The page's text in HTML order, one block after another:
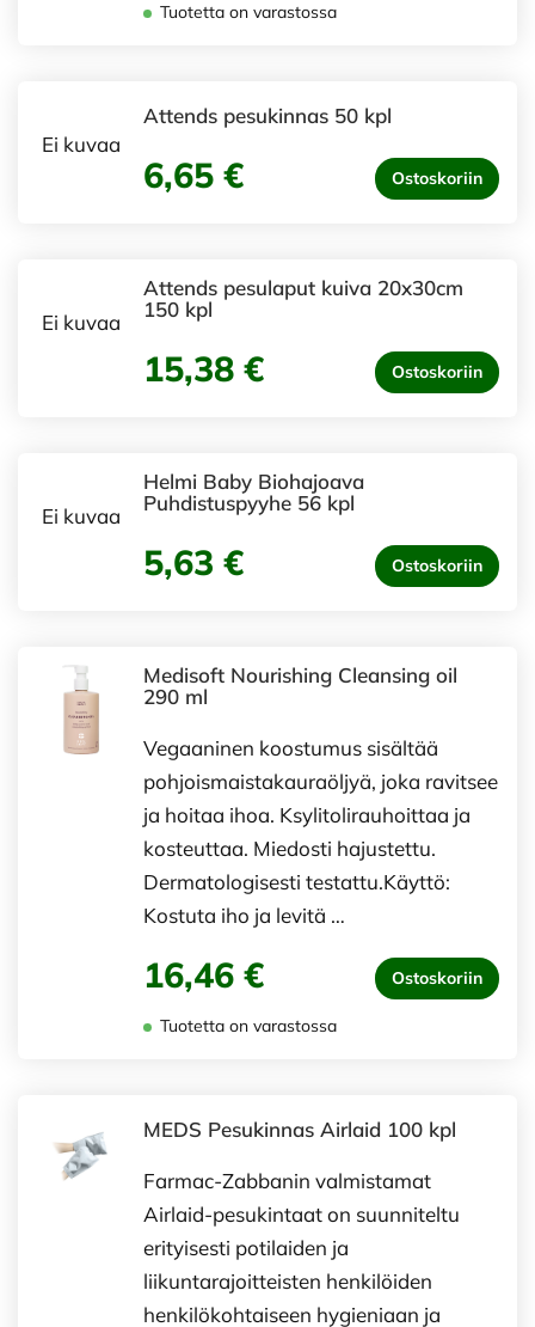
Tuotetta on varastossa
Ei kuvaa
Attends pesukinnas 50 kpl
6,65 € Ostoskoriin
Ei kuvaa
Attends pesulaput kuiva 20x30cm
150 kpl
15,38 € Ostoskoriin
Ei kuvaa
Helmi Baby Biohajoava
Puhdistuspyyhe 56 kpl
5,63 € Ostoskoriin
Medisoft Nourishing Cleansing oil
290 ml
Vegaaninen koostumus sisältää
pohjoismaistakauraöljyä, joka ravitsee
ja hoitaa ihoa. Ksylitolirauhoittaa ja
kosteuttaa. Miedosti hajustettu.
Dermatologisesti testattu.Käyttö:
Kostuta iho ja levitä …
16,46 € Ostoskoriin
Tuotetta on varastossa
MEDS Pesukinnas Airlaid 100 kpl
Farmac-Zabbanin valmistamat
Airlaid-pesukintaat on suunniteltu
erityisesti potilaiden ja
liikuntarajoitteisten henkilöiden
henkilökohtaiseen hygieniaan ja